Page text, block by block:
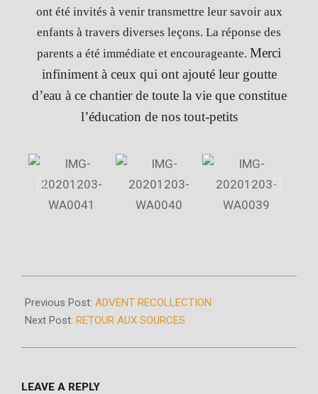
ont été invités à venir transmettre leur savoir aux
enfants à travers diverses leçons. La réponse des
parents a été immédiate et encourageante. Merci
infiniment à ceux qui ont ajouté leur goutte
d’eau à ce chantier de toute la vie que constitue
l’éducation de nos tout-petits
Previous Post: ADVENT RECOLLECTION
Next Post: RETOUR AUX SOURCES
LEAVE A REPLY